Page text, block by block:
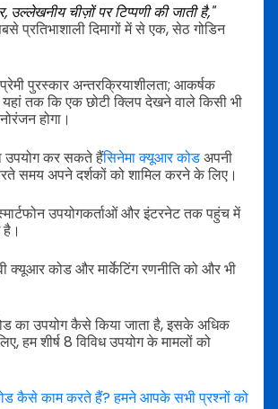
उल्लेखनीय चीज़ों पर टिप्पणी की जाती है,"
प्रतिभाशाली दिमागों में से एक, सेठ गोडिन
पुरस्कार अन्तरक्रियाशीलता; आकर्षक
यहां तक कि एक छोटी क्लिप देखने वाले किसी भी
होगा।
उपयोग कर सकते हैंसिनेमा क्यूआर कोडअपनी
समय अपने दर्शकों को शामिल करने के लिए।
उपयोगकर्ताओं और इंटरनेट तक पहुंच में
क्यूआर कोड और मार्केटिंग रणनीति को और भी
का उपयोग कैसे किया जाता है, इसके अधिक
हम शीर्ष 8 विविध उपयोग के मामलों को
कैसे काम करते हैं? हमने आपके सभी प्रश्नों को